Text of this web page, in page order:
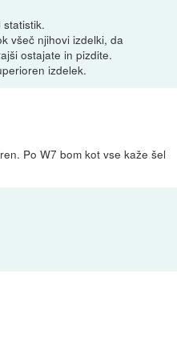
všeč njihovi izdelki, da
ostajate in pizdite.
izdelek.
Po W7 bom kot vse kaže šel